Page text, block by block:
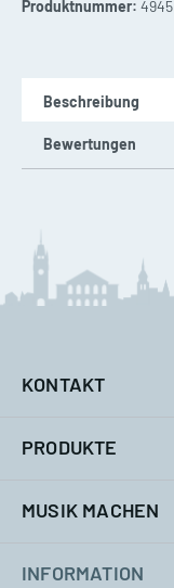
Produktnummer: 4945
Beschreibung
Bewertungen
KONTAKT
PRODUKTE
MUSIK MACHEN
INFORMATION